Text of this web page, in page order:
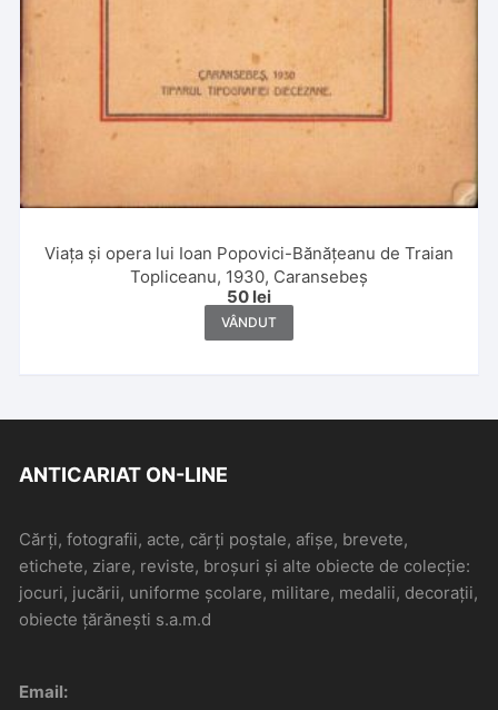
Viața și opera lui Ioan Popovici-Bănățeanu de Traian
Topliceanu, 1930, Caransebeș
50 lei
VÂNDUT
ANTICARIAT ON-LINE
Cărți, fotografii, acte, cărți poștale, afișe, brevete,
etichete, ziare, reviste, broșuri și alte obiecte de colecție:
jocuri, jucării, uniforme școlare, militare, medalii, decorații,
obiecte țărănești s.a.m.d
Email: